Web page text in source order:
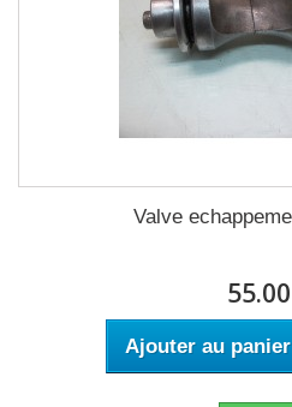
Valve
Ajouter au panier